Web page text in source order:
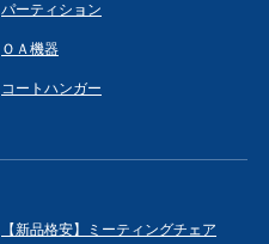
パーティション
ＯＡ機器
コートハンガー
【新品格安】ミーティングチェア